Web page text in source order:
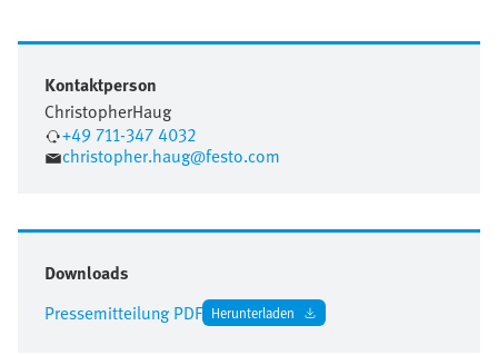
Kontaktperson
ChristopherHaug
+49 711-347 4032
christopher.haug@festo.com
Downloads
Pressemitteilung PDF Herunterladen